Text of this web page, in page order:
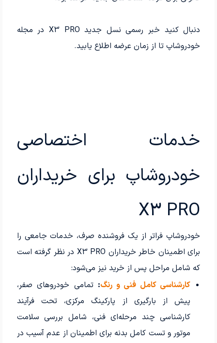
دنبال کنید خبر رسمی نسل جدید X3 PRO در مجله
خودروشاپ تا از زمان عرضه اطلاع یابید.
خدمات اختصاصی
خودروشاپ برای خریداران
X3 PRO
خودروشاپ فراتر از یک فروشنده صرف، خدمات جامعی را
برای اطمینان خاطر خریداران X3 PRO در نظر گرفته است
که شامل مراحل پس از خرید نیز می‌شود:
کارشناسی کامل فنی و رنگ: تمامی خودروهای صفر،
پیش از بارگیری از پارکینگ مرکزی، تحت فرآیند
کارشناسی چند مرحله‌ای فنی، شامل بررسی سلامت
موتور و تست کامل بدنه برای اطمینان از عدم آسیب در